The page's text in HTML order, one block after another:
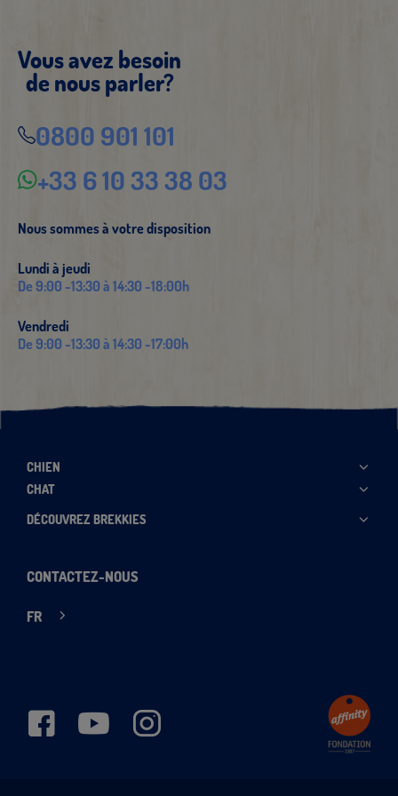
Vous avez besoin
de nous parler?
0800 901 101
+33 6 10 33 38 03
Nous sommes à votre disposition
Lundi à jeudi
De 9:00 -13:30 à 14:30 -18:00h
Vendredi
De 9:00 -13:30 à 14:30 -17:00h
CHIEN
CHAT
DÉCOUVREZ BREKKIES
CONTACTEZ-NOUS
FR